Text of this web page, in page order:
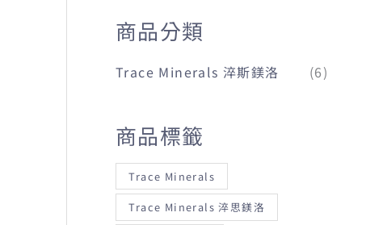
鍵
:
商品分類
Trace Minerals 淬斯鎂洛 (6)
商品標籤
Trace Minerals
Trace Minerals 淬思鎂洛